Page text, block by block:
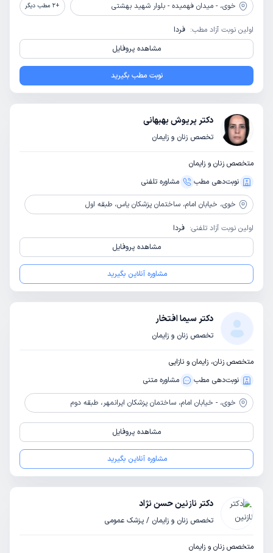
خوی، - میدان فهمیده - بلوار شهید بهشتی +
2 مطب دیگر
اولین نوبت آزاد مطب: فردا
مشاهده پروفایل
نوبت مطب بگیرید
دکتر پریوش بهبهانی
تخصص زنان و زایمان
متخصص زنان و زایمان
نوبت‌دهی مطب
مشاوره‌ تلفنی
خوی، خیابان امام، ساختمان پزشکان یاس، طبقه اول
اولین نوبت آزاد تلفنی: فردا
مشاهده پروفایل
مشاوره آنلاین بگیرید
دکتر سیما افتخار
تخصص زنان و زایمان
متخصص زنان، زایمان و نازایی
نوبت‌دهی مطب
مشاوره‌ متنی
خوی، - خیابان امام‌، ساختمان پزشکان ایرانمهر، طبقه دوم
مشاهده پروفایل
مشاوره آنلاین بگیرید
دکتر نازنین حسن نژاد
تخصص زنان و زایمان / پزشک عمومی
متخصص زنان و زایمان